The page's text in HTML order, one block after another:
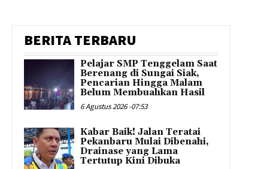
BERITA TERBARU
Pelajar SMP Tenggelam Saat
Berenang di Sungai Siak,
Pencarian Hingga Malam
Belum Membuahkan Hasil
6 Agustus 2026 -07:53
Kabar Baik! Jalan Teratai
Pekanbaru Mulai Dibenahi,
Drainase yang Lama
Tertutup Kini Dibuka